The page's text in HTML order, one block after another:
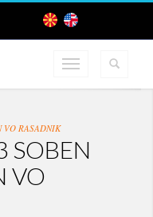
VO RASADNIK
SOBEN
VO